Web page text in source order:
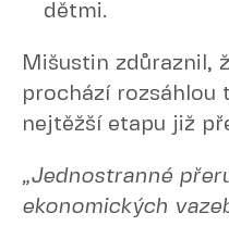
dětmi.
Mišustin zdůraznil,
prochází rozsáhlou
nejtěžší etapu již
„Jednostranné
ekonomických